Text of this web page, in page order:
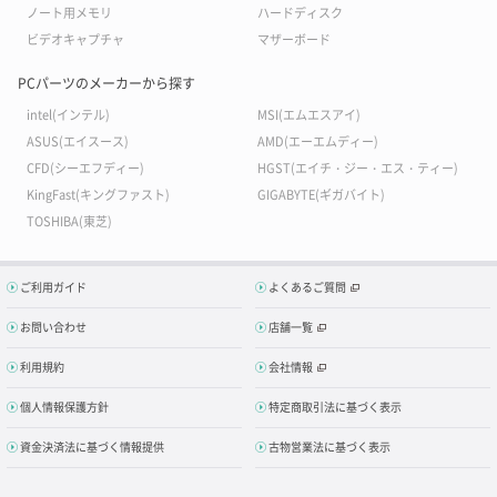
ノート用メモリ
ハードディスク
ビデオキャプチャ
マザーボード
PCパーツのメーカーから探す
intel(インテル)
MSI(エムエスアイ)
ASUS(エイスース)
AMD(エーエムディー)
CFD(シーエフディー)
HGST(エイチ・ジー・エス・ティー)
KingFast(キングファスト)
GIGABYTE(ギガバイト)
TOSHIBA(東芝)
ご利用ガイド よくあるご質問
お問い合わせ 店舗一覧
利用規約 会社情報
個人情報保護方針 特定商取引法に基づく表示
資金決済法に基づく情報提供 古物営業法に基づく表示